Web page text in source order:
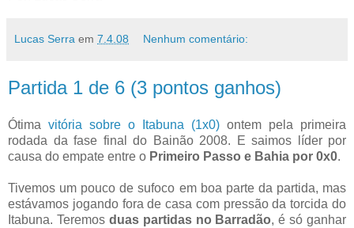
Lucas Serra em 7.4.08 Nenhum comentário:
Partida 1 de 6 (3 pontos ganhos)
Ótima vitória sobre o Itabuna (1x0) ontem pela primeira
rodada da fase final do Bainão 2008. E saimos líder por
causa do empate entre o Primeiro Passo e Bahia por 0x0.
Tivemos um pouco de sufoco em boa parte da partida, mas
estávamos jogando fora de casa com pressão da torcida do
Itabuna. Teremos duas partidas no Barradão, é só ganhar